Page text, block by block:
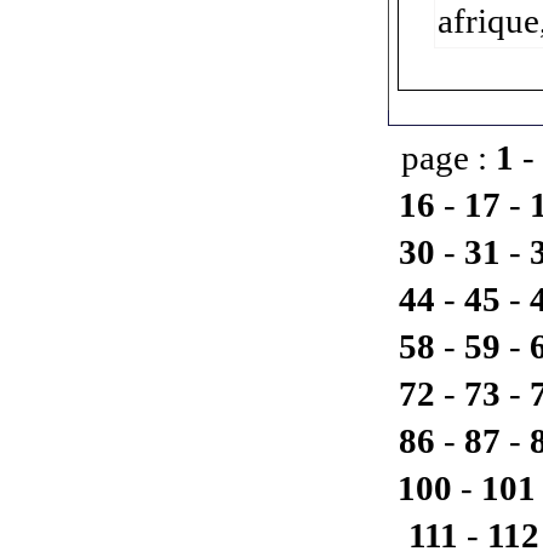
page : 1 -
16 - 17 -
30 - 31 -
44 - 45 -
58 - 59 -
72 - 73 -
86 - 87 -
100 - 101
111 - 112